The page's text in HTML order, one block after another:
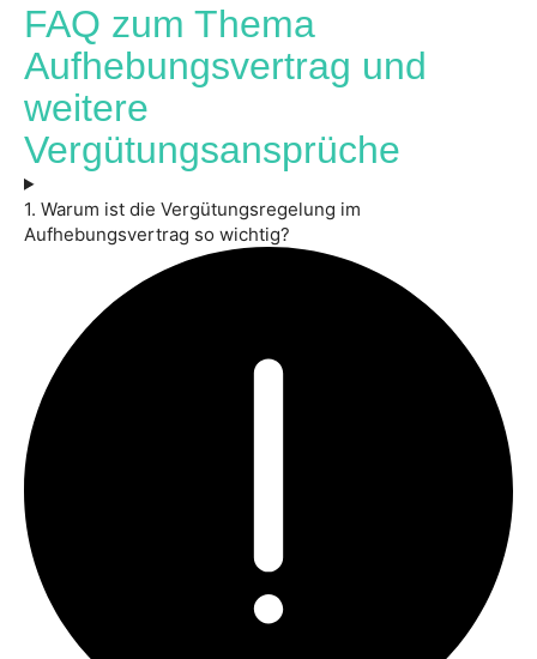
FAQ zum Thema
Aufhebungsvertrag und
weitere
Vergütungsansprüche
1. Warum ist die Vergütungsregelung im
Aufhebungsvertrag so wichtig?